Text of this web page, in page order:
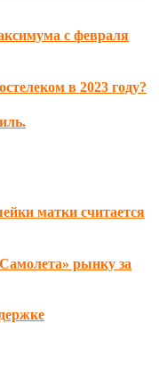
с февраля
в 2023 году?
матки считается
рынку за